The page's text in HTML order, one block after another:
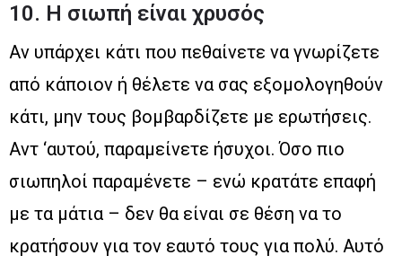
10. Η σιωπή είναι χρυσός
Αν υπάρχει κάτι που πεθαίνετε να γνωρίζετε
από κάποιον ή θέλετε να σας εξομολογηθούν
κάτι, μην τους βομβαρδίζετε με ερωτήσεις.
Αντ ‘αυτού, παραμείνετε ήσυχοι. Όσο πιο
σιωπηλοί παραμένετε – ενώ κρατάτε επαφή
με τα μάτια – δεν θα είναι σε θέση να το
κρατήσουν για τον εαυτό τους για πολύ. Αυτό